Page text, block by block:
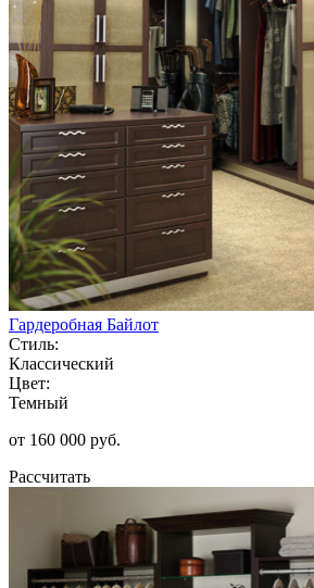
Гардеробная Байлот
Стиль:
Классический
Цвет:
Темный
от 160 000 руб.
Рассчитать